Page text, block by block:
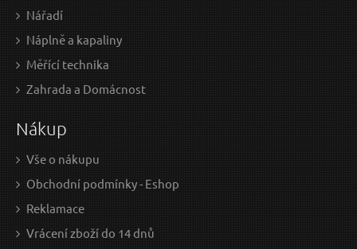
Nářadí
Náplně a kapaliny
Měřící technika
Zahrada a Domácnost
Nákup
Vše o nákupu
Obchodní podmínky - Eshop
Reklamace
Vrácení zboží do 14 dnů